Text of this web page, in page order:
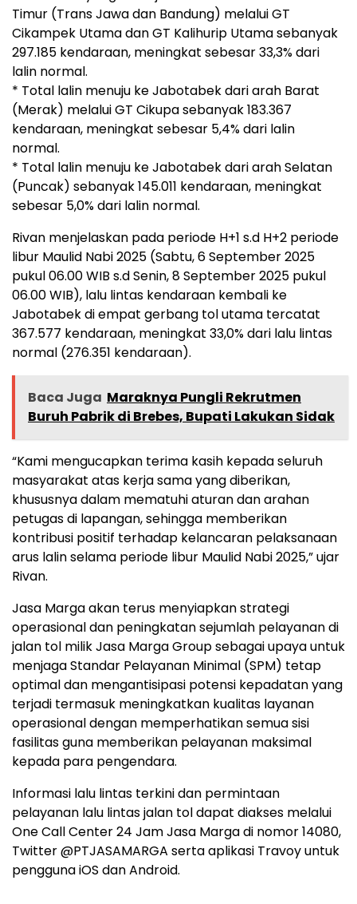
Timur (Trans Jawa dan Bandung) melalui GT
Cikampek Utama dan GT Kalihurip Utama sebanyak
297.185 kendaraan, meningkat sebesar 33,3% dari
lalin normal.
* Total lalin menuju ke Jabotabek dari arah Barat
(Merak) melalui GT Cikupa sebanyak 183.367
kendaraan, meningkat sebesar 5,4% dari lalin
normal.
* Total lalin menuju ke Jabotabek dari arah Selatan
(Puncak) sebanyak 145.011 kendaraan, meningkat
sebesar 5,0% dari lalin normal.
Rivan menjelaskan pada periode H+1 s.d H+2 periode
libur Maulid Nabi 2025 (Sabtu, 6 September 2025
pukul 06.00 WIB s.d Senin, 8 September 2025 pukul
06.00 WIB), lalu lintas kendaraan kembali ke
Jabotabek di empat gerbang tol utama tercatat
367.577 kendaraan, meningkat 33,0% dari lalu lintas
normal (276.351 kendaraan).
Baca Juga Maraknya Pungli Rekrutmen
Buruh Pabrik di Brebes, Bupati Lakukan Sidak
“Kami mengucapkan terima kasih kepada seluruh
masyarakat atas kerja sama yang diberikan,
khususnya dalam mematuhi aturan dan arahan
petugas di lapangan, sehingga memberikan
kontribusi positif terhadap kelancaran pelaksanaan
arus lalin selama periode libur Maulid Nabi 2025,” ujar
Rivan.
Jasa Marga akan terus menyiapkan strategi
operasional dan peningkatan sejumlah pelayanan di
jalan tol milik Jasa Marga Group sebagai upaya untuk
menjaga Standar Pelayanan Minimal (SPM) tetap
optimal dan mengantisipasi potensi kepadatan yang
terjadi termasuk meningkatkan kualitas layanan
operasional dengan memperhatikan semua sisi
fasilitas guna memberikan pelayanan maksimal
kepada para pengendara.
Informasi lalu lintas terkini dan permintaan
pelayanan lalu lintas jalan tol dapat diakses melalui
One Call Center 24 Jam Jasa Marga di nomor 14080,
Twitter @PTJASAMARGA serta aplikasi Travoy untuk
pengguna iOS dan Android.